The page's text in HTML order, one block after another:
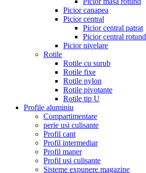
Picior canapea
Picior central
Picior central patrat
Picior central rotund
Picior nivelare
Rotile
Rotile cu surub
Rotile fixe
Rotile nylon
Rotile pivotante
Rotile tip U
Profile aluminiu
Compartimentare
perie usi culisante
Profil cant
Profil intermediar
Profil maner
Profil usi culisante
Sisteme expunere magazine